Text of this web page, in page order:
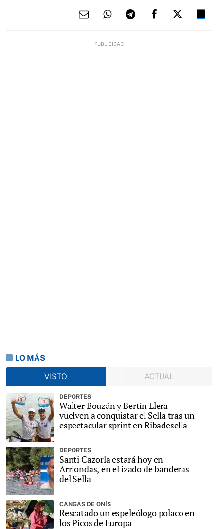
LO MÁS
VISTO
ACTUAL
DEPORTES
Walter Bouzán y Bertín Llera
vuelven a conquistar el Sella tras un
espectacular sprint en Ribadesella
DEPORTES
Santi Cazorla estará hoy en
Arriondas, en el izado de banderas
del Sella
CANGAS DE ONÍS
Rescatado un espeleólogo polaco en
los Picos de Europa